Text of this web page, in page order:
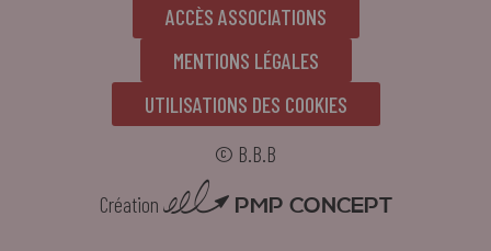
ACCÈS ASSOCIATIONS
MENTIONS LÉGALES
UTILISATIONS DES COOKIES
© B.B.B
Création
PMP CONCEPT